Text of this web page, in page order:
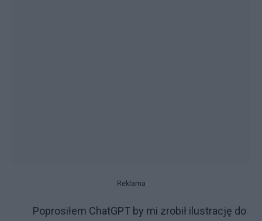
Reklama
Poprosiłem ChatGPT by mi zrobił ilustrację do